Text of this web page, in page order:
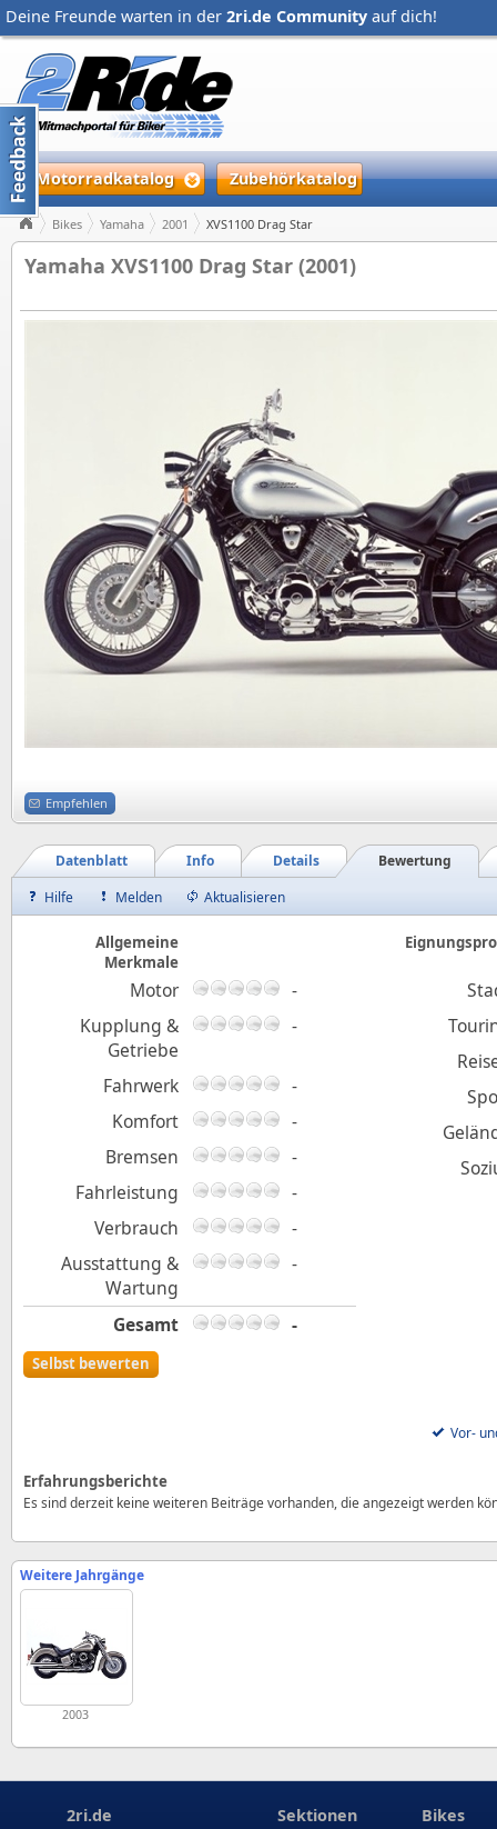
Deine Freunde warten in der 2ri.de Community auf dich!
Motorradkatalog Zubehörkatalog
Bikes Yamaha 2001 XVS1100 Drag Star
Yamaha XVS1100 Drag Star (2001)
Empfehlen
Bewertung
Details
Info
Datenblatt
Hilfe
Melden Aktualisieren
Allgemeine
Merkmale
Motor
-
Kupplung &
Getriebe
-
Fahrwerk
-
Komfort
-
Bremsen
-
Fahrleistung
-
Verbrauch
-
Ausstattung &
Wartung
-
Gesamt -
Selbst bewerten
Vor-
Erfahrungsberichte
Es sind derzeit keine weiteren Beiträge vorhanden, die angezeigt werden
Weitere Jahrgänge
2003
2ri.de Sektionen Bikes